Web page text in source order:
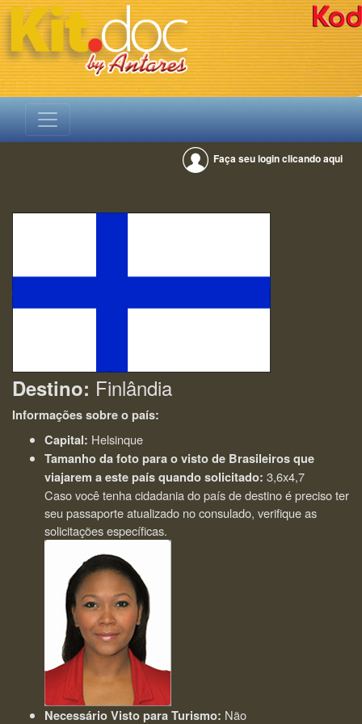
Faça seu login clicando aqui
Destino: Finlândia
Informações sobre o país:
Capital: Helsinque
Tamanho da foto para o visto de Brasileiros que
viajarem a este país quando solicitado: 3,6x4,7
Caso você tenha cidadania do país de destino é preciso ter
seu passaporte atualizado no consulado, verifique as
solicitações específicas.
Necessário Visto para Turismo: Não